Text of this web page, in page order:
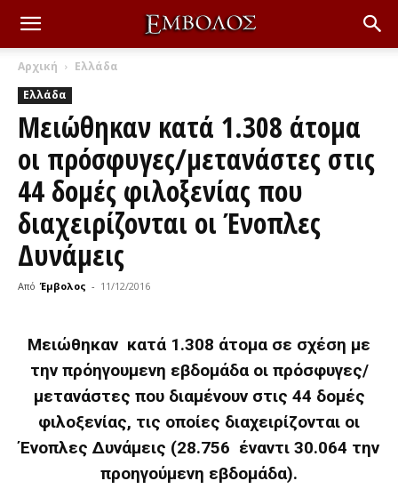
Αρχική
Ελλάδα
Ελλάδα
Μειώθηκαν κατά 1.308 άτομα
οι πρόσφυγες/μετανάστες στις
44 δομές φιλοξενίας που
διαχειρίζονται οι Ένοπλες
Δυνάμεις
Από Έμβολος - 11/12/2016
Μειώθηκαν κατά 1.308 άτομα σε σχέση με
την πρόηγουμενη εβδομάδα οι πρόσφυγες/
μετανάστες που διαμένουν στις 44 δομές
φιλοξενίας, τις οποίες διαχειρίζονται οι
Ένοπλες Δυνάμεις (28.756 έναντι 30.064 την
προηγούμενη εβδομάδα).